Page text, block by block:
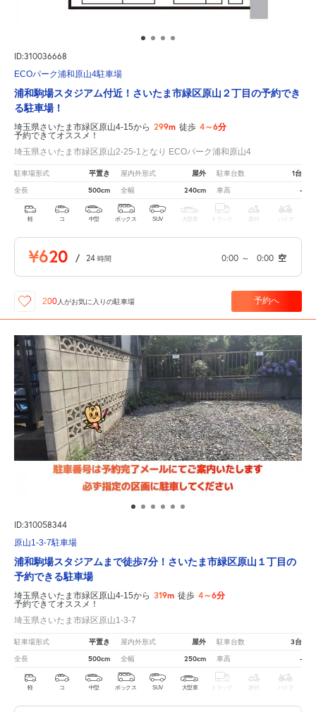
ID:310036668
ECOパーク浦和原山4駐車場
浦和駒場スタジアム付近！さいたま市緑区原山２丁目の予約でき
る駐車場！
埼玉県さいたま市緑区原山4-15から 299m 徒歩 4～6分
予約できてオススメ！
埼玉県さいたま市緑区原山2-25-1となり ECOパーク浦和原山4
駐車場形式 平置き 屋内外形式 屋外 駐車台数 1台
全長 500cm 全幅 240cm 車高 -
軽 コ 中型 ボックス SUV 大型車 トラック 原付 バイク
¥620 / 24 時間 0:00 ～ 0:00 空
200 人がお気に入りの駐車場 予約へ
ID:310058344
原山1-3-7駐車場
浦和駒場スタジアムまで徒歩7分！さいたま市緑区原山１丁目の
予約できる駐車場
埼玉県さいたま市緑区原山4-15から 319m 徒歩 4～6分
予約できてオススメ！
埼玉県さいたま市緑区原山1-3-7
駐車場形式 平置き 屋内外形式 屋外 駐車台数 3台
全長 500cm 全幅 250cm 車高 -
軽 コ 中型 ボックス SUV 大型車 トラック 原付 バイク